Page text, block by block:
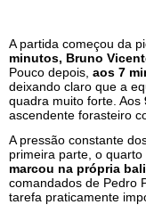
A partida começou da
minutos, Bruno
Pouco depois, aos 7
deixando claro que a
quadra muito forte. Aos
ascendente forasteiro
A pressão constante
primeira parte, o quarto
marcou na própria
comandados de Pedro
tarefa praticamente